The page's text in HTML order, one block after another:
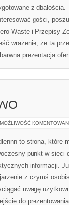
z
gości,
Waste i Przepisy
wrażenie, że ta
prezentacja
MOŻLIWOŚĆ
to strona, które
punkt w sieci
informacji.
z czymś
uwagę
do